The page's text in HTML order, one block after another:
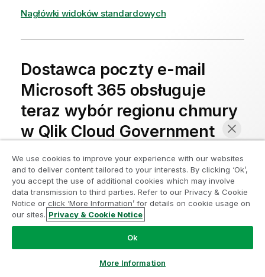
Rozmawiaj teraz
Nagłówki widoków standardowych
Dostawca poczty e-mail
Microsoft 365 obsługuje
teraz wybór regionu chmury
w Qlik Cloud Government
2.07.2026 Administracja i zarządzanie
Administratorzy dzierżawy mogą teraz wybrać
Region chmurypodczas konfigurowania usługi
Microsoft 365 jako dostawcy poczty e-mail. To
Microsoft są używane do uwierzytelniania i wysyłania
We use cookies to improve your experience with our websites
and to deliver content tailored to your interests. By clicking ‘Ok’,
you accept the use of additional cookies which may involve
data transmission to third parties. Refer to our Privacy & Cookie
Notice or click ‘More Information’ for details on cookie usage on
our sites. Privacy & Cookie Notice
Ok
More Information